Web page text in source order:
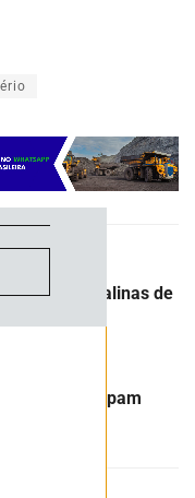
em salinas de
preocupam
mineral